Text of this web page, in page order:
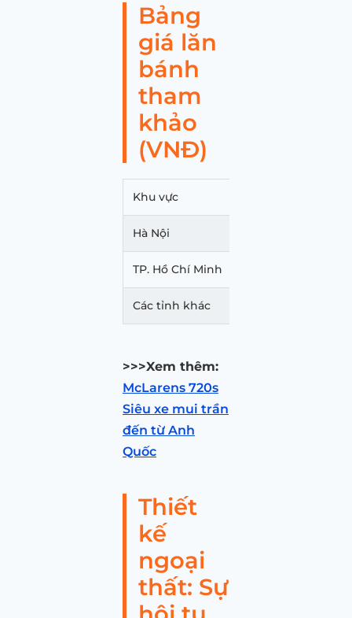
Bảng
giá lăn
bánh
tham
khảo
(VNĐ)
Khu vực
Hà Nội
TP. Hồ Chí Minh
Các tỉnh khác
>>>Xem thêm:
McLarens 720s
Siêu xe mui trần
đến từ Anh
Quốc
Thiết
kế
ngoại
thất: Sự